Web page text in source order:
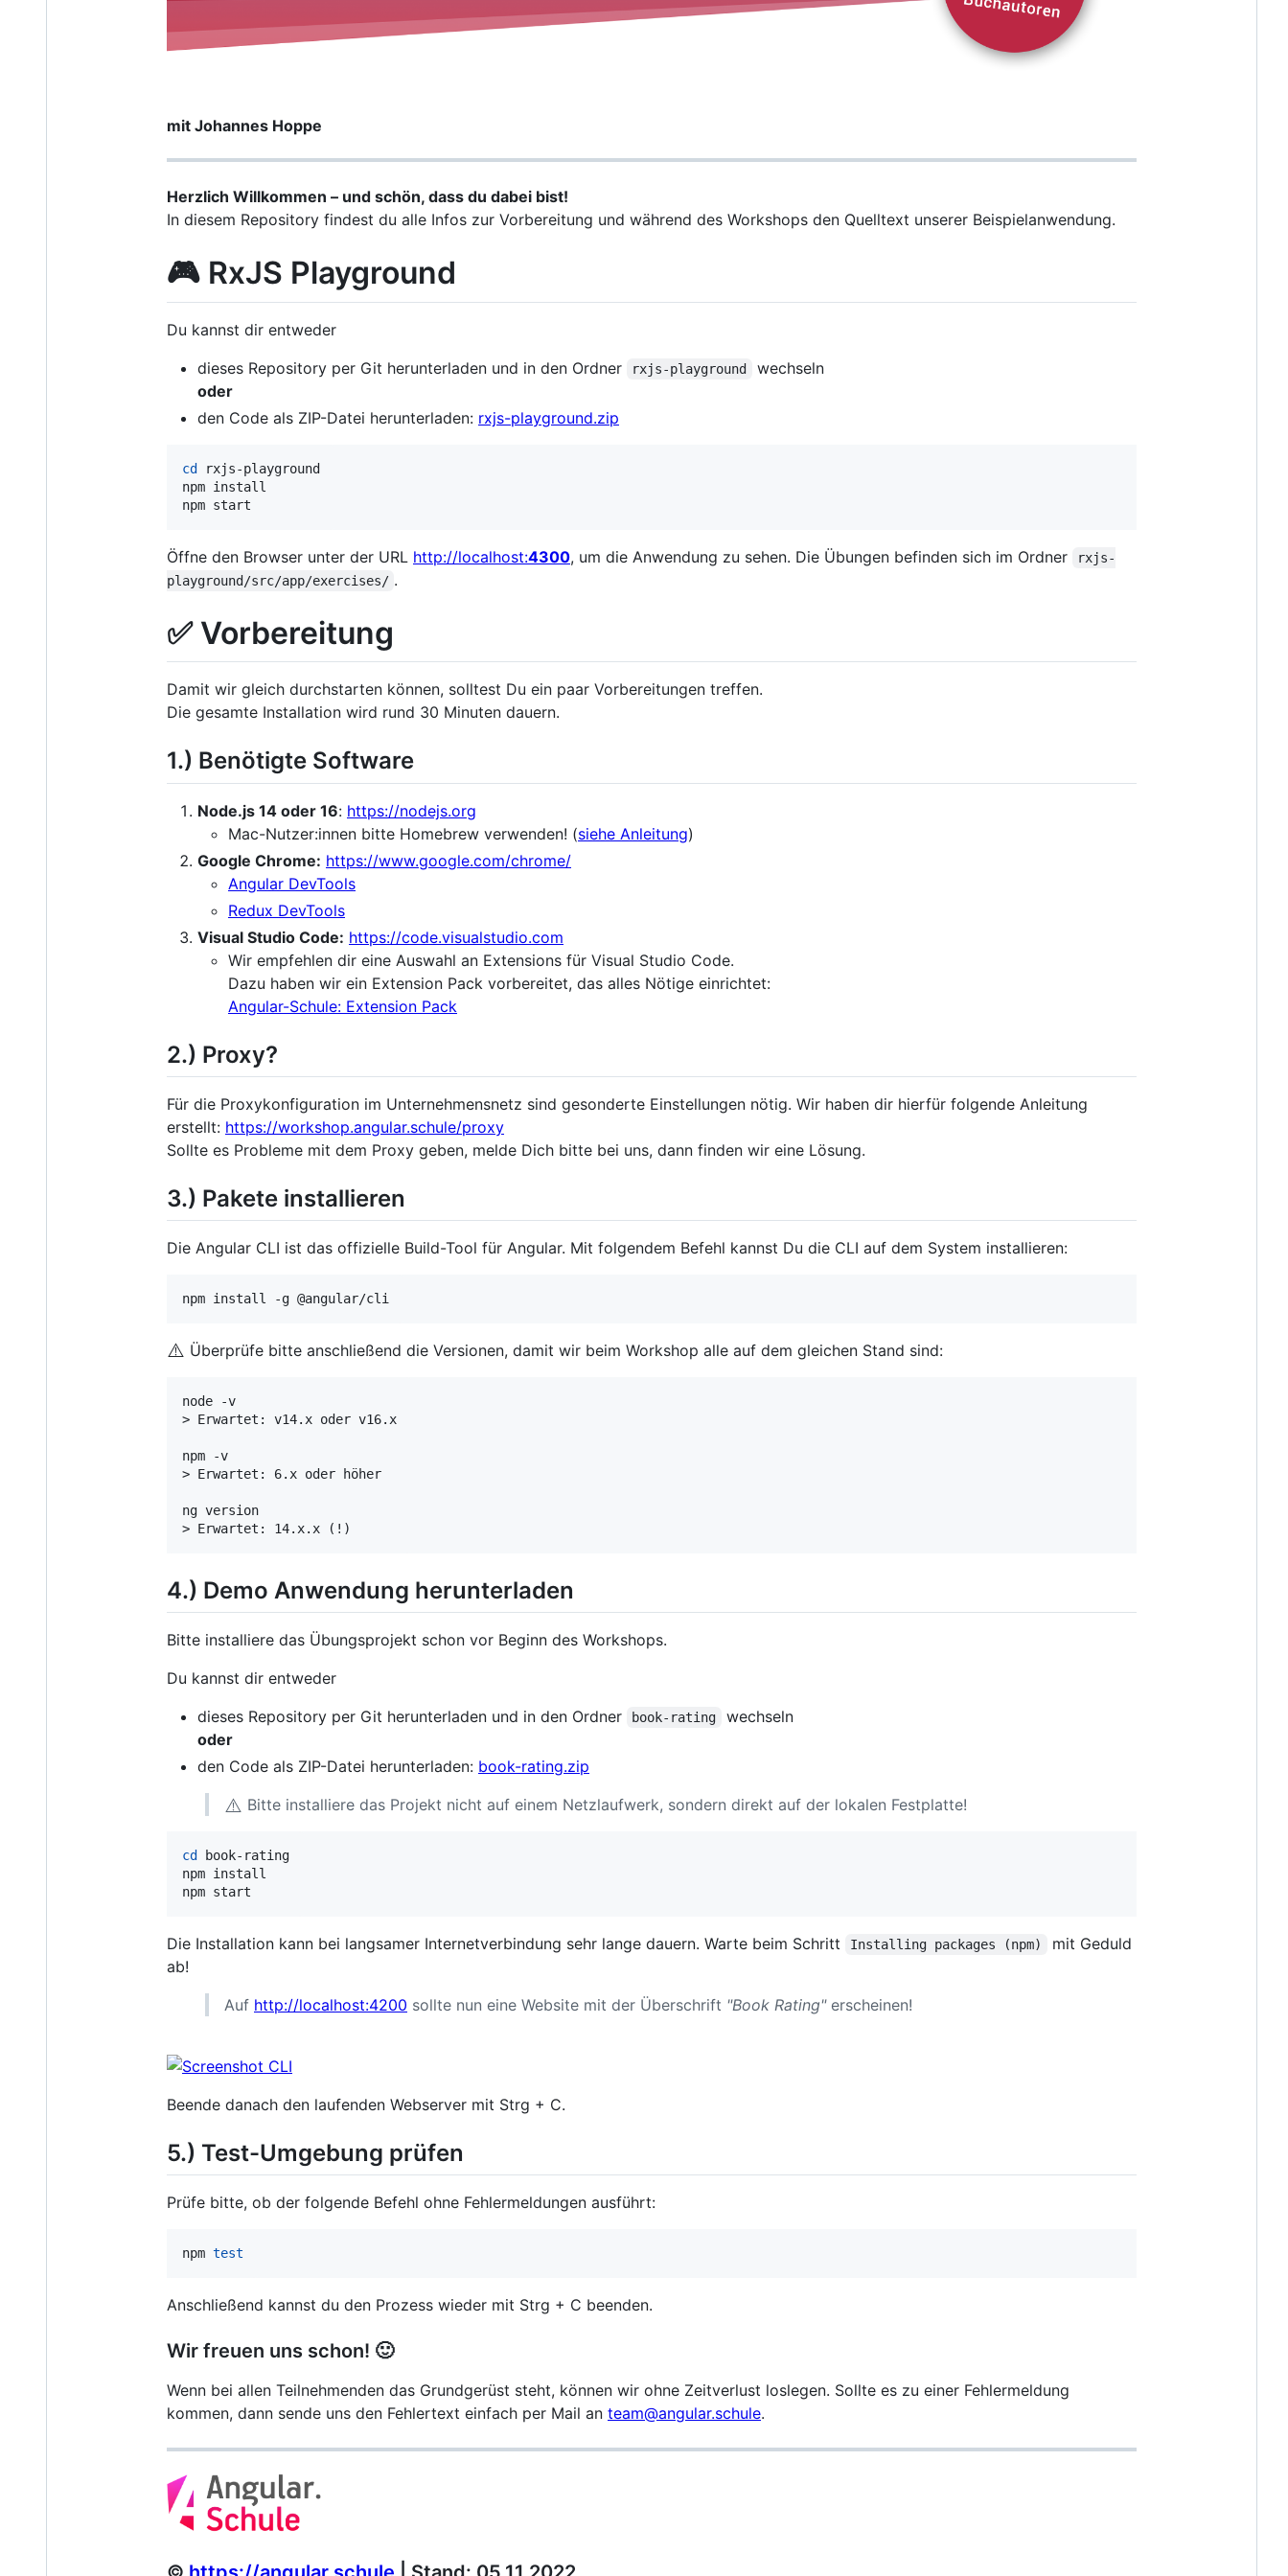
mit Johannes Hoppe
Herzlich Willkommen – und schön, dass du dabei bist!
In diesem Repository findest du alle Infos zur Vorbereitung und während des Workshops den Quelltext unserer Beispielanwendung.
🎮 RxJS Playground
Du kannst dir entweder
dieses Repository per Git herunterladen und in den Ordner
rxjs-playground
wechseln
oder
den Code als ZIP-Datei herunterladen: rxjs-playground.zip
cd
rxjs-playground
npm install
npm start
Öffne den Browser unter der URL http://localhost:4300, um die Anwendung zu sehen. Die Übungen befinden sich im Ordner
rxjs-
playground/src/app/exercises/ .
✅ Vorbereitung
Damit wir gleich durchstarten können, solltest Du ein paar Vorbereitungen treffen.
Die gesamte Installation wird rund 30 Minuten dauern.
1.) Benötigte Software
Node.js 14 oder 16: https://nodejs.org
Mac-Nutzer:innen bitte Homebrew verwenden! (siehe Anleitung)
Google Chrome: https://www.google.com/chrome/
Angular DevTools
Redux DevTools
Visual Studio Code: https://code.visualstudio.com
Wir empfehlen dir eine Auswahl an Extensions für Visual Studio Code.
Dazu haben wir ein Extension Pack vorbereitet, das alles Nötige einrichtet:
Angular-Schule: Extension Pack
2.) Proxy?
Für die Proxykonfiguration im Unternehmensnetz sind gesonderte Einstellungen nötig. Wir haben dir hierfür folgende Anleitung
erstellt: https://workshop.angular.schule/proxy
Sollte es Probleme mit dem Proxy geben, melde Dich bitte bei uns, dann finden wir eine Lösung.
3.) Pakete installieren
Die Angular CLI ist das offizielle Build-Tool für Angular. Mit folgendem Befehl kannst Du die CLI auf dem System installieren:
npm install -g @angular/cli
⚠️ Überprüfe bitte anschließend die Versionen, damit wir beim Workshop alle auf dem gleichen Stand sind:
node -v
> Erwartet: v14.x oder v16.x
npm -v
> Erwartet: 6.x oder höher
ng version
4.) Demo Anwendung herunterladen
Bitte installiere das Übungsprojekt schon vor Beginn des Workshops.
Du kannst dir entweder
dieses Repository per Git herunterladen und in den Ordner
book-rating
wechseln
oder
den Code als ZIP-Datei herunterladen: book-rating.zip
⚠️ Bitte installiere das Projekt nicht auf einem Netzlaufwerk, sondern direkt auf der lokalen Festplatte!
cd
book-rating
npm install
npm start
Die Installation kann bei langsamer Internetverbindung sehr lange dauern. Warte beim Schritt Installing packages (npm)
mit Geduld
ab!
Auf http://localhost:4200 sollte nun eine Website mit der Überschrift "Book Rating"erscheinen!
Beende danach den laufenden Webserver mit Strg + C.
5.) Test-Umgebung prüfen
Prüfe bitte, ob der folgende Befehl ohne Fehlermeldungen ausführt:
npm test
Anschließend kannst du den Prozess wieder mit Strg + C beenden.
Wir freuen uns schon! 🙂
Wenn bei allen Teilnehmenden das Grundgerüst steht, können wir ohne Zeitverlust loslegen. Sollte es zu einer Fehlermeldung
kommen, dann sende uns den Fehlertext einfach per Mail an team@angular.schule.